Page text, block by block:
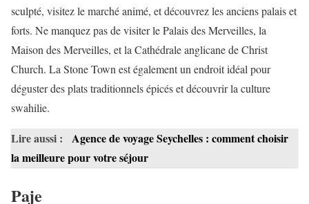
sculpté, visitez le marché animé, et découvrez les anciens palais et
forts. Ne manquez pas de visiter le Palais des Merveilles, la
Maison des Merveilles, et la Cathédrale anglicane de Christ
Church. La Stone Town est également un endroit idéal pour
déguster des plats traditionnels épicés et découvrir la culture
swahilie.
Lire aussi :
Agence de voyage Seychelles : comment choisir
la meilleure pour votre séjour
Paje